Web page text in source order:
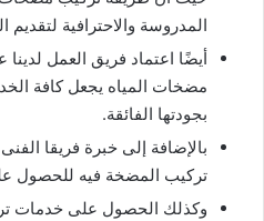
المدروسة والاحترافية
أيضًا اعتماد فريق العمل
مضخات المياه يجعل كافة
بجودتها الفائقة.
بالإضافة إلى خبرة فريقا
تركيب المضخة فيه للحصول
وكذلك الحصول على خدمات